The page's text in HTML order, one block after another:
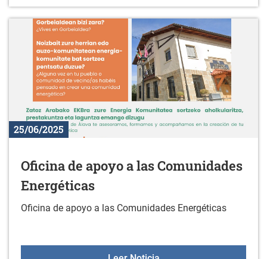
25/06/2025
Oficina de apoyo a las Comunidades
Energéticas
Oficina de apoyo a las Comunidades Energéticas